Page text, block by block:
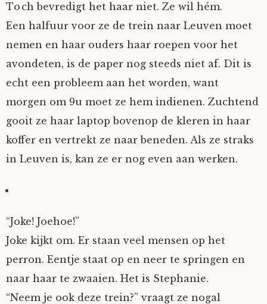
Kersje
Lani
SirTeddy
Stefan
Sunniva
Switch
Toch bevredigt het haar niet. Ze wil hém.
Een halfuur voor ze de trein naar Leuven moet
nemen en haar ouders haar roepen voor het
avondeten, is de paper nog steeds niet af. Dit is
echt een probleem aan het worden, want
morgen om 9u moet ze hem indienen. Zuchtend
gooit ze haar laptop bovenop de kleren in haar
koffer en vertrekt ze naar beneden. Als ze straks
in Leuven is, kan ze er nog even aan werken.
“Joke! Joehoe!”
Joke kijkt om. Er staan veel mensen op het
perron. Eentje staat op en neer te springen en
naar haar te zwaaien. Het is Stephanie.
“Neem je ook deze trein?” vraagt ze nogal